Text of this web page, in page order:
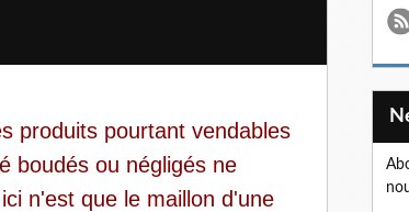
produits pourtant vendables
boudés ou négligés ne
n'est que le maillon d'une